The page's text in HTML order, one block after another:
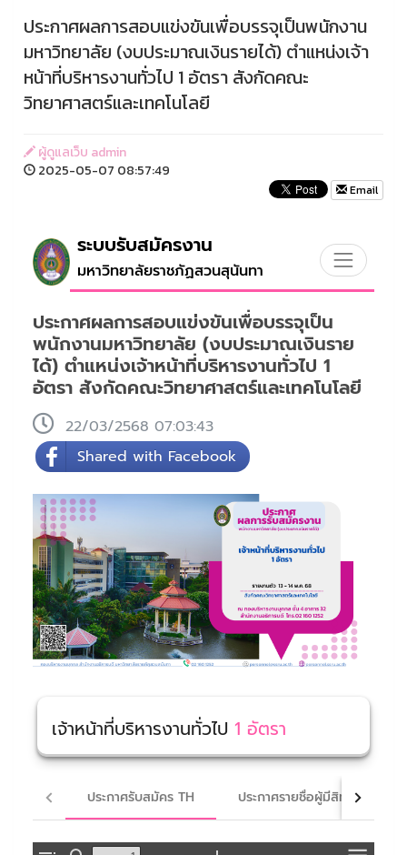
ประกาศผลการสอบแข่งขันเพื่อบรรจุเป็นพนักงาน
มหาวิทยาลัย (งบประมาณเงินรายได้) ตำแหน่งเจ้า
หน้าที่บริหารงานทั่วไป 1 อัตรา สังกัดคณะ
วิทยาศาสตร์และเทคโนโลยี
ผู้ดูแลเว็บ admin
2025-05-07 08:57:49
Email